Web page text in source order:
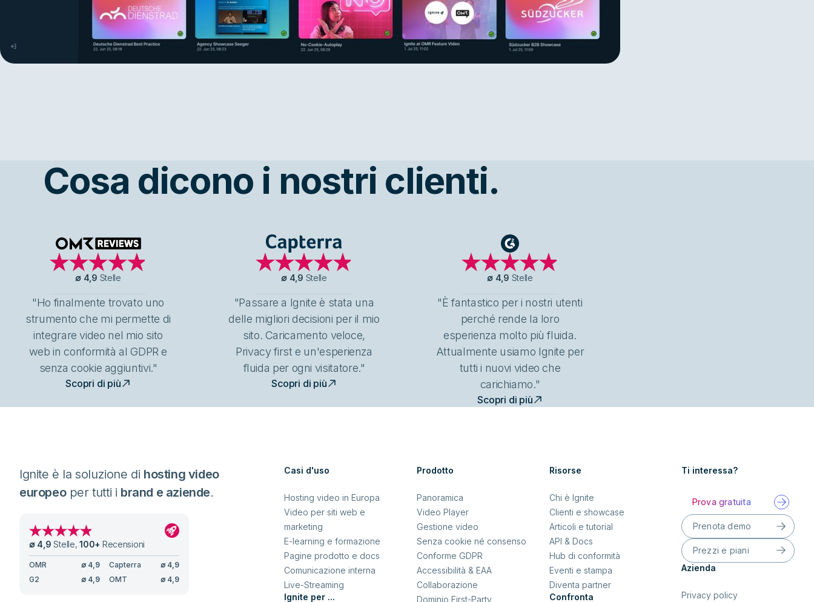
Cosa dicono i nostri clienti.
OMR Reviews
∅ 4,9 Stelle
"Ho finalmente trovato uno
strumento che mi permette di
integrare video nel mio sito
web in conformità al GDPR e
senza cookie aggiuntivi."
Scopri di più
Capterra
∅ 4,9 Stelle
"Passare a Ignite è stata una
delle migliori decisioni per il mio
sito. Caricamento veloce,
Privacy first e un'esperienza
fluida per ogni visitatore."
Scopri di più
G2
∅ 4,9 Stelle
"È fantastico per i nostri utenti
perché rende la loro
esperienza molto più fluida.
Attualmente usiamo Ignite per
tutti i nuovi video che
carichiamo."
Scopri di più
Ignite è la soluzione di hosting video
europeoper tutti i brand e aziende.
∅ 4,9 Stelle,100+ Recensioni
OMR ∅ 4,9 Capterra ∅ 4,9
G2
∅ 4,9 OMT ∅ 4,9
Casi d'uso
Hosting video in Europa
Video per siti web e
marketing
E-learning e formazione
Pagine prodotto e docs
Comunicazione interna
Live-Streaming
Ignite per ...
Prodotto
Panoramica
Video Player
Gestione video
Senza cookie né consenso
Conforme GDPR
Accessibilità & EAA
Collaborazione
Dominio First-Party
Risorse
Chi è Ignite
Clienti e showcase
Articoli e tutorial
API & Docs
Hub di conformità
Eventi e stampa
Diventa partner
Confronta
Ti interessa?
Prova gratuita
Prenota demo
Prezzi e piani
Azienda
Privacy policy